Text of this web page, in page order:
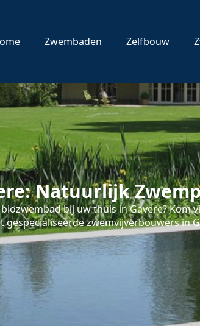
Zwembaden Zelfbouw
Natuurlijk
bij uw thuis in Gavere? Kom
gespecialiseerde zwemvijverbouwers in